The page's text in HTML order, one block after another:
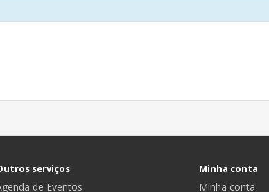
serviços
de Eventos
Minha conta
Minha conta